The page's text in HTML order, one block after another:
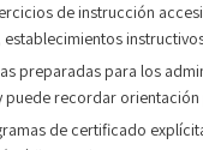
de instrucción
preparadas para los
puede recordar
de certificado